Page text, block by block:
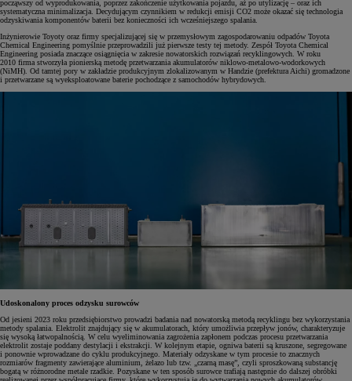
począwszy od wyprodukowania, poprzez zakończenie użytkowania pojazdu, aż po utylizację – oraz ich
systematyczna minimalizacja. Decydującym czynnikiem w redukcji emisji CO2 może okazać się technologia
odzyskiwania komponentów baterii bez konieczności ich wcześniejszego spalania.
Inżynierowie Toyoty oraz firmy specjalizującej się w przemysłowym zagospodarowaniu odpadów Toyota
Chemical Engineering pomyślnie przeprowadzili już pierwsze testy tej metody. Zespół Toyota Chemical
Engineering posiada znaczące osiągnięcia w zakresie nowatorskich rozwiązań recyklingowych. W roku
2010 firma stworzyła pionierską metodę przetwarzania akumulatorów niklowo-metalowo-wodorkowych
(NiMH). Od tamtej pory w zakładzie produkcyjnym zlokalizowanym w Handzie (prefektura Aichi) gromadzone
i przetwarzane są wyeksploatowane baterie pochodzące z samochodów hybrydowych.
Udoskonalony proces odzysku surowców
Od jesieni 2023 roku przedsiębiorstwo prowadzi badania nad nowatorską metodą recyklingu bez wykorzystania
metody spalania. Elektrolit znajdujący się w akumulatorach, który umożliwia przepływ jonów, charakteryzuje
się wysoką łatwopalnością. W celu wyeliminowania zagrożenia zapłonem podczas procesu przetwarzania
elektrolit zostaje poddany destylacji i ekstrakcji. W kolejnym etapie, ogniwa baterii są kruszone, segregowane
i ponownie wprowadzane do cyklu produkcyjnego. Materiały odzyskane w tym procesie to znacznych
rozmiarów fragmenty zawierające aluminium, żelazo lub tzw. „czarną masę”, czyli sproszkowaną substancję
bogatą w różnorodne metale rzadkie. Pozyskane w ten sposób surowce trafiają następnie do dalszej obróbki